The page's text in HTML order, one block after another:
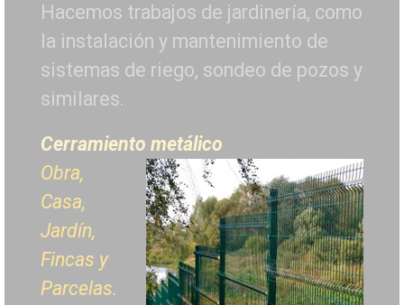
Hacemos trabajos de jardinería, como
la instalación y mantenimiento de
sistemas de riego, sondeo de pozos y
similares.
Cerramiento metálico
Obra,
Casa,
Jardín,
Fincas y
Parcelas.